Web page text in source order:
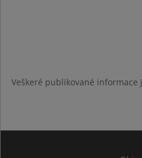
Veškeré publikované